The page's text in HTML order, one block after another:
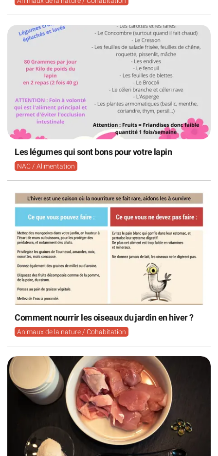
Les légumes qui sont bons pour votre lapin
NAC / Alimentation
Comment nourrir les oiseaux du jardin en hiver ?
Animaux de la nature / Cohabitation